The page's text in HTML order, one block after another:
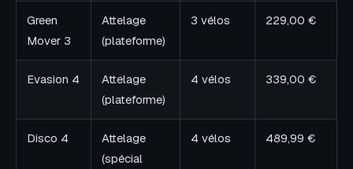
Green
Mover 3
Attelage
(plateforme)
3 vélos 229,00 €
Evasion 4
Attelage
(plateforme)
4 vélos 339,00 €
Disco 4
Attelage
(spécial
4 vélos 489,99 €